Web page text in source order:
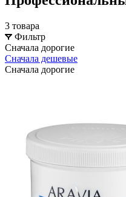
3 товара
Фильтр
Сначала дорогие
Сначала дешевые
Сначала дорогие